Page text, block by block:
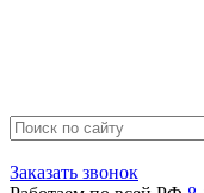
Заказать звонок